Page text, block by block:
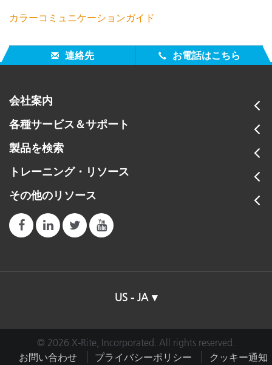
カラーコミュニケーションガイド
連絡先 お電話はこちら
会社案内
各種サービス＆サポート
製品を検索
トレーニング・リソース
その他のリソース
US - JA
© 2026 X-Rite, Incorporated. All rights reserved.
お問い合わせ
プライバシーポリシー クッキー通知